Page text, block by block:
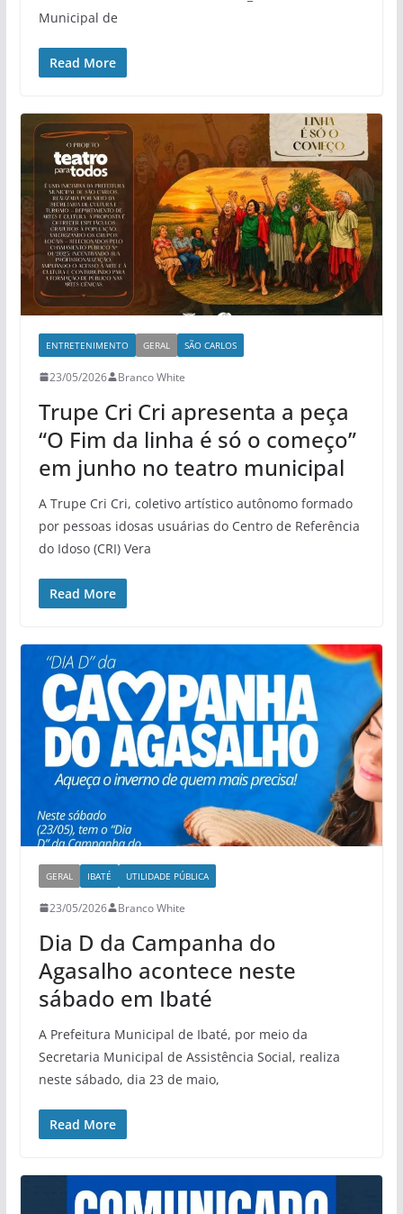
Municipal de
Read More
ENTRETENIMENTO GERAL SÃO CARLOS
23/05/2026 Branco White
Trupe Cri Cri apresenta a peça
“O Fim da linha é só o começo”
em junho no teatro municipal
A Trupe Cri Cri, coletivo artístico autônomo formado
por pessoas idosas usuárias do Centro de Referência
do Idoso (CRI) Vera
Read More
GERAL IBATÉ UTILIDADE PÚBLICA
23/05/2026 Branco White
Dia D da Campanha do
Agasalho acontece neste
sábado em Ibaté
A Prefeitura Municipal de Ibaté, por meio da
Secretaria Municipal de Assistência Social, realiza
neste sábado, dia 23 de maio,
Read More